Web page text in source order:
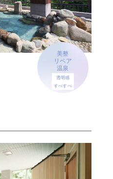
美整
リペア
温泉
透明感
すべすべ